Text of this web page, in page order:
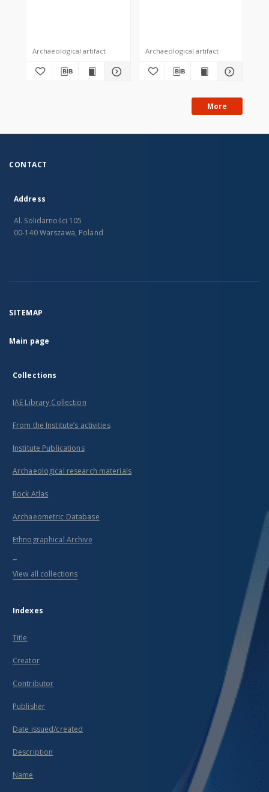
Archaeological artifact Archaeological artifact
More
CONTACT
Address
Al. Solidarności 105
00-140 Warszawa, Poland
SITEMAP
Main page
Collections
IAE Library Collection
From the Institute’s activities
Institute Publications
Archaeological research materials
Rock Atlas
Archaeometric Database
Ethnographical Archive
...
View all collections
Indexes
Title
Creator
Contributor
Publisher
Date issued/created
Description
Name